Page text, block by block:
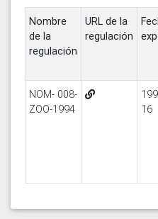
Nombre
de la
regulación
URL de la
regulación
NOM- 008-
ZOO-1994
16